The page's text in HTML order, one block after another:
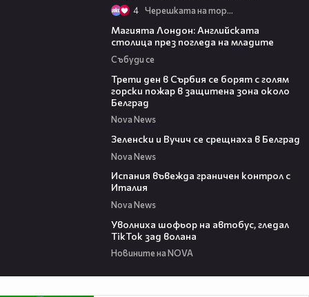
4 Черешката на тортата
Магията Лондон: Английската
столица през погледа на младите
Събуди се
Трети ден в Сърбия се борят с голям
горски пожар в защитена зона около
Белград
Nova News
Зеленски и Вучич се срещнаха в Белград
Nova News
Испания въвежда граничен контрол с
Италия
Nova News
Уволниха шофьор на автобус, гледал
TikTok зад волана
Новините на NOVA